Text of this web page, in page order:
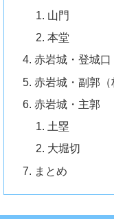
山門
本堂
赤岩城・登城口
赤岩城・副郭（
赤岩城・主郭
土塁
大堀切
まとめ